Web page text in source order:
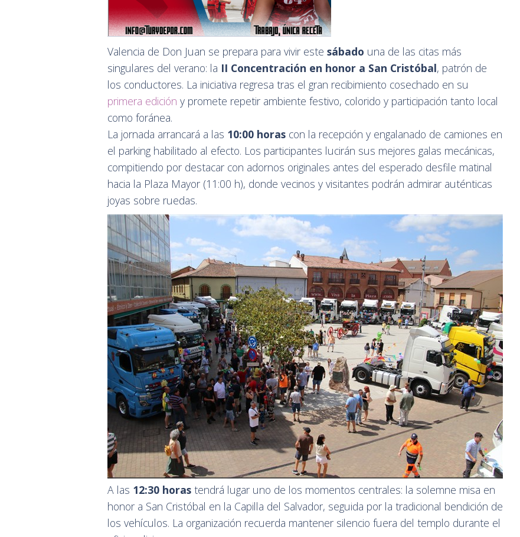
Valencia de Don Juan se prepara para vivir este sábado una de las citas más
singulares del verano: la II Concentración en honor a San Cristóbal, patrón de
los conductores. La iniciativa regresa tras el gran recibimiento cosechado en su
primera edición y promete repetir ambiente festivo, colorido y participación tanto local
como foránea.
La jornada arrancará a las 10:00 horas con la recepción y engalanado de camiones en
el parking habilitado al efecto. Los participantes lucirán sus mejores galas mecánicas,
compitiendo por destacar con adornos originales antes del esperado desfile matinal
hacia la Plaza Mayor (11:00 h), donde vecinos y visitantes podrán admirar auténticas
joyas sobre ruedas.
A las 12:30 horas tendrá lugar uno de los momentos centrales: la solemne misa en
honor a San Cristóbal en la Capilla del Salvador, seguida por la tradicional bendición de
los vehículos. La organización recuerda mantener silencio fuera del templo durante el